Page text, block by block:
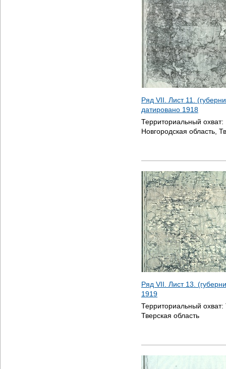
Ряд VII. Лист 11.
датировано 1918
Территориальный охват:
Новгородская область,
Ряд VII. Лист 13.
1919
Территориальный охват:
Тверская область